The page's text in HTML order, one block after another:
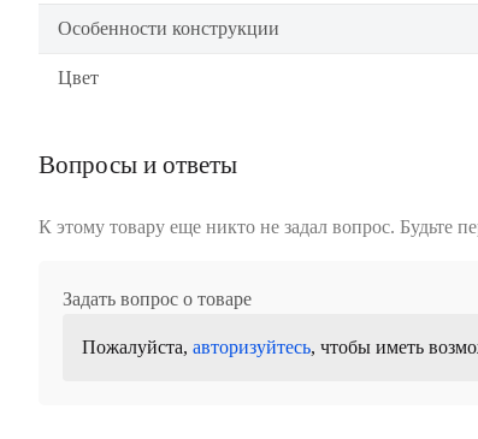
Особенности конструкции
Цвет
Вопросы и ответы
К этому товару еще никто не задал вопрос. Будьте
Задать вопрос о товаре
Пожалуйста, авторизуйтесь, чтобы иметь